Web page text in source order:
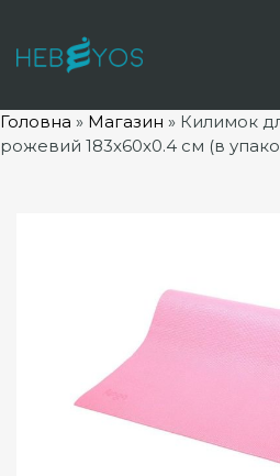
Головна » Магазин » Килимок
рожевий 183x60x0.4 см (в